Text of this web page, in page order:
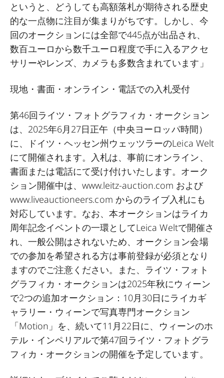
というと、どうしても高額落札が期待される歴史
的な一点物に注目が集まりがちです。しかし、今
回のオークションには全部で445点が出品され、
数百ユーロから数千ユーロ程度で手に入るアクセ
サリーやレンズ、カメラも多数含まれています」
現地・書面・オンライン・電話での入札受付
第46回ライツ・フォトグラフィカ・オークション
は、2025年6月27日正午（中央ヨーロッパ時間）
に、ドイツ・ヘッセン州ウェッツラーのLeica Welt
にて開催されます。入札は、事前にオンライン、
書面または電話にて受け付けいたします。オーク
ション開催中は、www.leitz-auction.com および
www.liveauctioneers.com からのライブ入札にも
対応しています。なお、本オークションはライカ
周年記念イベントの一環としてLeica Weltで開催さ
れ、一般公開はされないため、オークション会場
での参加を希望される方は事前登録が必須となり
ますのでご注意ください。また、ライツ・フォト
グラフィカ・オークションは2025年秋にウィーン
で2つの追加オークション：10月30日にライカギ
ャラリー・ウィーンで写真専門オークション
「Motion」を、続いて11月22日に、ウィーンのホ
テル・インペリアルで第47回ライツ・フォトグラ
フィカ・オークションの開催を予定しています。